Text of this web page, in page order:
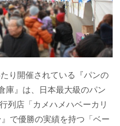
り開催されている『パンの
庫』は、日本最大級のパン
列店「カメハメハベーカリ
で優勝の実績を持つ「ベー